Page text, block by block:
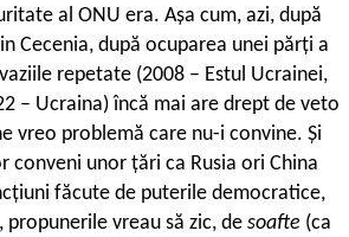
al ONU era. Așa cum, azi, după
Cecenia, după ocuparea unei părți a
repetate (2008 – Estul Ucrainei,
– Ucraina) încă mai are drept de veto
vreo problemă care nu-i convine. Și
conveni unor țări ca Rusia ori China
făcute de puterile democratice,
vreau să zic, de soafte (ca